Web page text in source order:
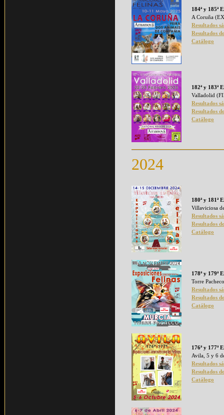
184ª y 185ª
A Coruña
Resultados
Resultados
Catálogo
182ª y 183ª
Valladolid
Resultados
Resultados
Catálogo
2024
180ª y 181ª
Villaviciosa
Resultados
Resultados
Catálogo
178ª y 179ª
Torre
Resultados
Resultados
Catálogo
176ª y 177ª
Avila, 5 y 6
Resultados
Resultados
Catálogo